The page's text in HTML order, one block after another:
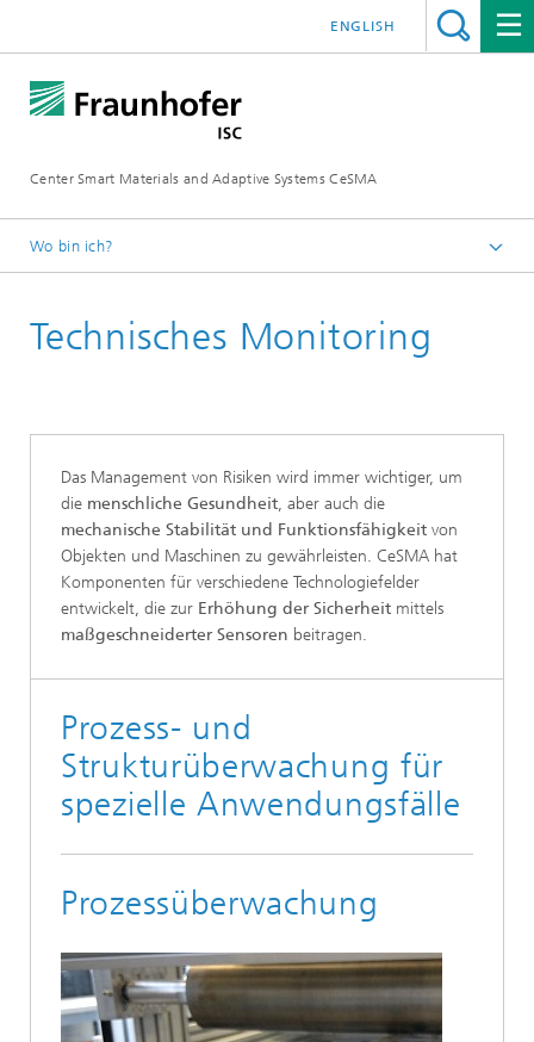
Center Smart Materials and Adaptive Systems CeSMA
ENGLISH
Wo bin ich?
Anwendungen
Technisches Monitoring
Das Management von Risiken wird immer wichtiger, um
die menschliche Gesundheit, aber auch die
mechanische Stabilität und Funktionsfähigkeit von
Objekten und Maschinen zu gewährleisten. CeSMA hat
Komponenten für verschiedene Technologiefelder
entwickelt, die zur Erhöhung der Sicherheit mittels
maßgeschneiderter Sensoren beitragen.
Prozess- und
Strukturüberwachung für
spezielle Anwendungsfälle
Prozessüberwachung